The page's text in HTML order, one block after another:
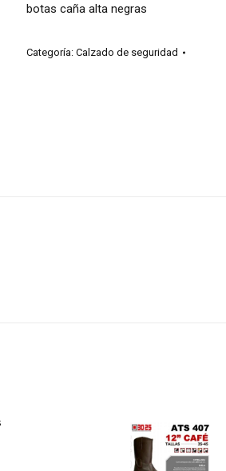
botas caña alta negras
Categoría: Calzado de seguridad